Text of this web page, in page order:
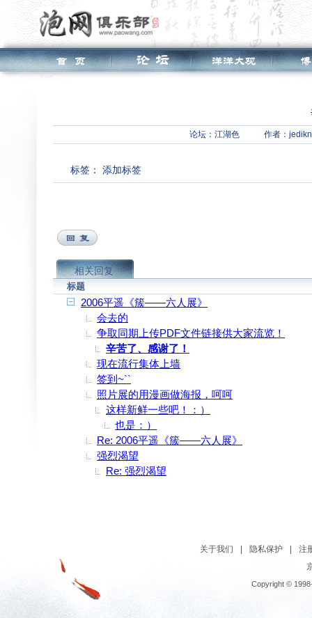
论坛： 江湖色 作者：
标签： 添加标签
相关回复
标题
2006平遥《簇——六人展》
会去的
争取同期上传PDF文件链接供大家流览！
辛苦了、感谢了！
现在流行集体上墙
签到~``
照片展的用漫画做海报，呵呵
这样新鲜一些吧！：）
也是：）
Re: 2006平遥《簇——六人展》
强烈渴望
Re: 强烈渴望
关于我们 隐私保护
注
Copyright ©